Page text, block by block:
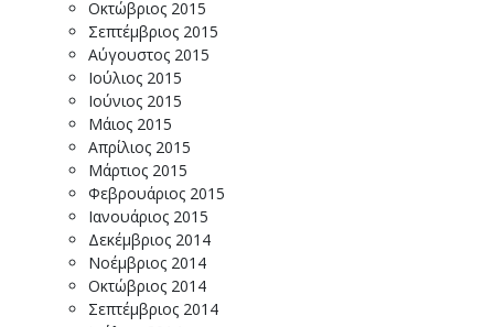
Οκτώβριος 2015
Σεπτέμβριος 2015
Αύγουστος 2015
Ιούλιος 2015
Ιούνιος 2015
Μάιος 2015
Απρίλιος 2015
Μάρτιος 2015
Φεβρουάριος 2015
Ιανουάριος 2015
Δεκέμβριος 2014
Νοέμβριος 2014
Οκτώβριος 2014
Σεπτέμβριος 2014